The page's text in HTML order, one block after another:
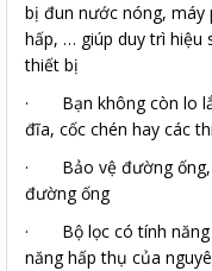
bị đun nước nóng, máy
hấp, … giúp duy trì hiệu
thiết bị
· Bạn không còn lo
đĩa, cốc chén hay các
· Bảo vệ đường ống,
đường ống
· Bộ lọc có tính năng
năng hấp thụ của